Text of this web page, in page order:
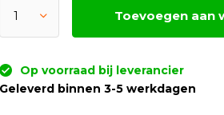
Toevoegen aan
Op voorraad bij leverancier
Geleverd binnen 3-5 werkdagen